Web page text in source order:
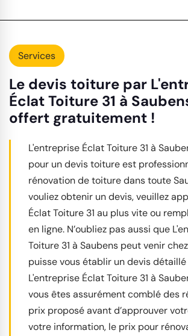
Services
Le devis toiture par
Éclat Toiture 31 à
offert gratuitement !
L'entreprise Éclat Toiture 31 à
pour un devis toiture est
rénovation de toiture dans toute
vouliez obtenir un devis, veuillez
Éclat Toiture 31 au plus vite ou
en ligne. N’oubliez pas aussi que
Toiture 31 à Saubens peut venir
puisse vous établir un devis
L'entreprise Éclat Toiture 31 à
vous êtes assurément comblé des
prix proposé avant d’approuver
votre information, le prix pour